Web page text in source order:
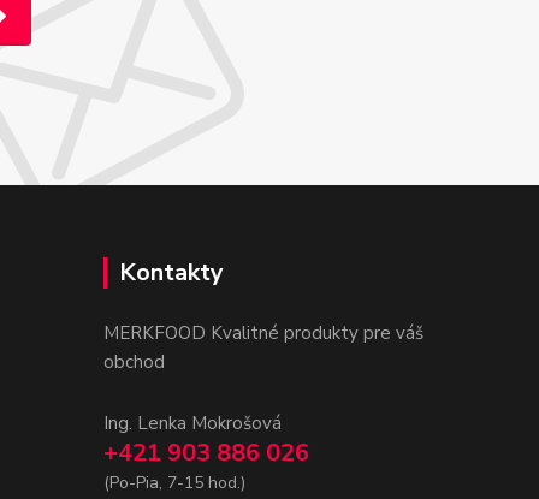
Kontakty
MERKFOOD Kvalitné produkty pre váš
obchod
Ing. Lenka Mokrošová
+421 903 886 026
(Po-Pia, 7-15 hod.)